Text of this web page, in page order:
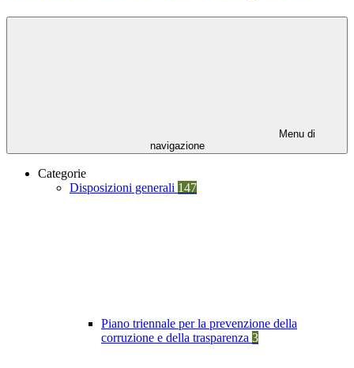
Menu di
navigazione
Categorie
Disposizioni generali 147
Piano triennale per la prevenzione della
corruzione e della trasparenza 3